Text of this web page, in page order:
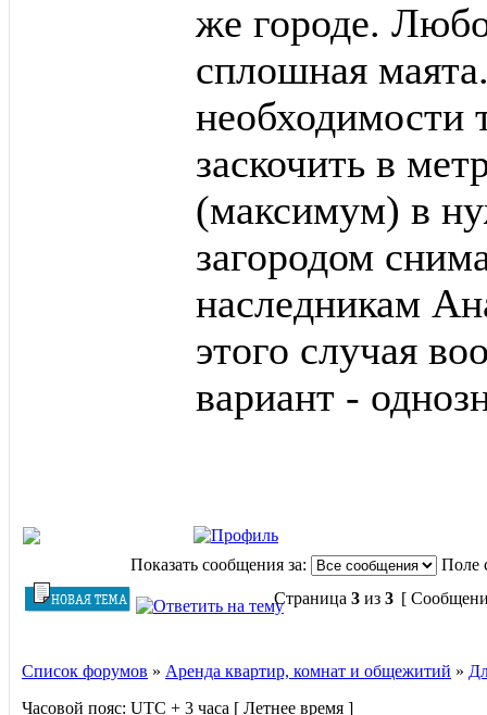
же городе.
сплошная
необходимости
заскочить в
(максимум) в
загородом
наследникам
этого случая
вариант -
Показать сообщения за:
Поле
Страница 3 из 3 [
Список форумов » Аренда квартир, комнат и общежитий »
Часовой пояс: UTC + 3 часа [ Летнее время ]